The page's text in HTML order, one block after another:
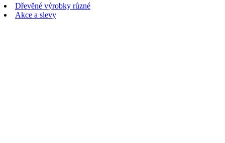
Dřevěné výrobky různé
Akce a slevy